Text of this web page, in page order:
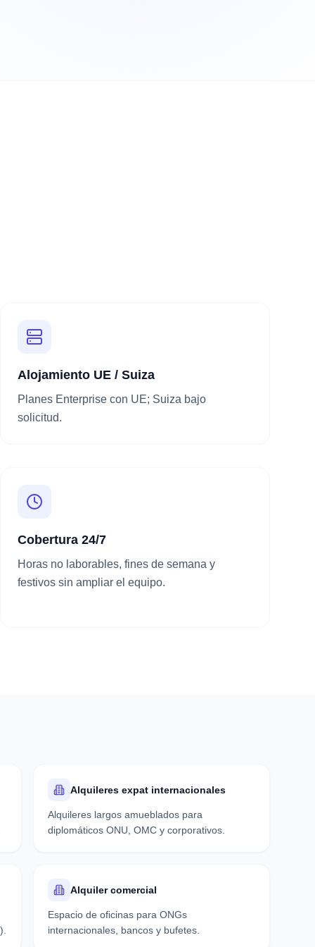
Alojamiento UE / Suiza
Planes Enterprise con UE; Suiza bajo
solicitud.
Cobertura 24/7
Horas no laborables, fines de semana y
festivos sin ampliar el equipo.
Alquileres expat internacionales
Alquileres largos amueblados para
diplomáticos ONU, OMC y corporativos.
Alquiler comercial
Espacio de oficinas para ONGs
internacionales, bancos y bufetes.